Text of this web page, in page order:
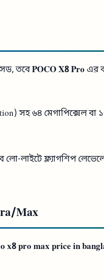
তবেPOCO X8 Pro এর
সহ ৬৪ মেগাপিক্সেল বা
লাইটে ফ্ল্যাগশিপ
Max
x8 pro max price in